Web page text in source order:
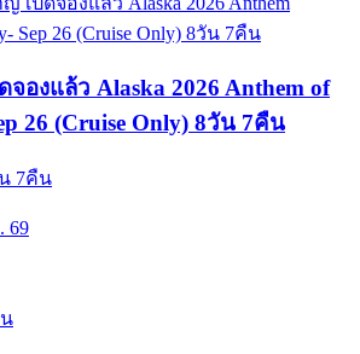
จองแล้ว Alaska 2026 Anthem of
26 (Cruise Only) 8วัน 7คืน
7คืน
69